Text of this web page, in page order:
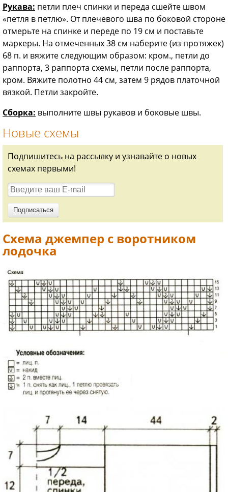
Рукава: петли плеч спинки и переда сшейте швом
«петля в петлю». От плечевого шва по боковой стороне
отмерьте на спинке и переде по 19 см и поставьте
маркеры. На отмеченных 38 см наберите (из протяжек)
68 п. и вяжите следующим образом: кром., петли до
раппорта, 3 раппорта схемы, петли после раппорта,
кром. Вяжите полотно 44 см, затем 9 рядов платочной
вязкой. Петли закройте.
Сборка: выполните швы рукавов и боковые швы.
Новые схемы
Подпишитесь на рассылку и узнавайте о новых
схемах первыми!
Схема джемпер с воротником
лодочка